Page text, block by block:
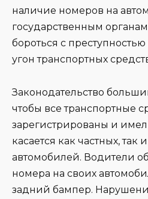
наличие номеров на
государственным
бороться с
угон транспортных
Законодательство
чтобы все транспортные
зарегистрированы и
касается как частных,
автомобилей. Водители
номера на своих
задний бампер.